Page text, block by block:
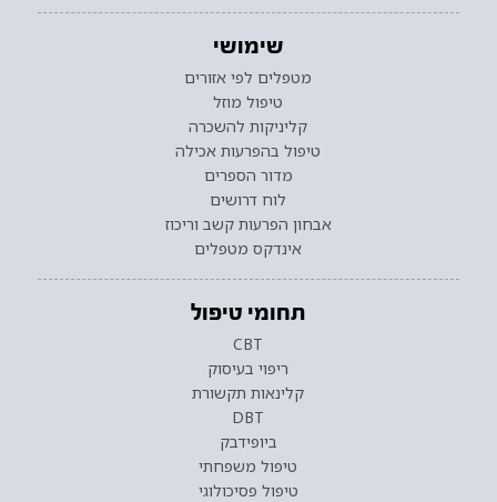
שימושי
מטפלים לפי אזורים
טיפול מוזל
קליניקות להשכרה
טיפול בהפרעות אכילה
מדור הספרים
לוח דרושים
אבחון הפרעות קשב וריכוז
אינדקס מטפלים
תחומי טיפול
CBT
ריפוי בעיסוק
קלינאות תקשורת
DBT
ביופידבק
טיפול משפחתי
טיפול פסיכולוגי